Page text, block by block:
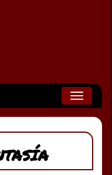
Toggle
navigation